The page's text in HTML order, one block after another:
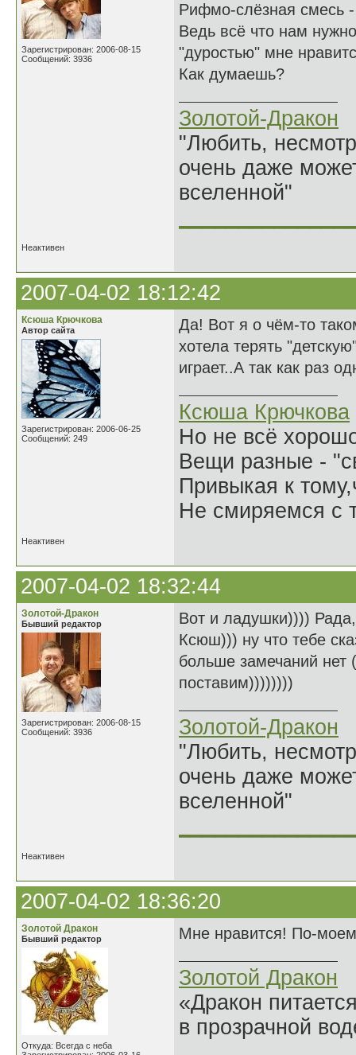
Зарегистрирован: 2006-08-15
Сообщений: 3936
Рифмо-слёзная смесь -
Ведь всё что нам
"дуростью" мне
Как думаешь?
Золотой-Дракон
"Любить,
очень даже
вселенной"
Неактивен
2007-04-02 18:12:42
Ксюша Крючкова
Автор сайта
Зарегистрирован: 2006-06-25
Сообщений: 249
Да! Вот я о чём-то
хотела терять
играет..А так как раз
Ксюша Крючкова
Но не всё
Вещи разные -
Привыкая к
Не смиряемся с
Неактивен
2007-04-02 18:32:44
Золотой-Дракон
Бывший редактор
Зарегистрирован: 2006-08-15
Сообщений: 3936
Вот и ладушки))))
Ксюш))) ну что тебе
больше замечаний нет
поставим))))))))
Золотой-Дракон
"Любить,
очень даже
вселенной"
Неактивен
2007-04-02 18:36:20
Золотой Дракон
Бывший редактор
Откуда: Всегда с неба
Мне нравится! По-
Золотой Дракон
«Дракон
в прозрачной